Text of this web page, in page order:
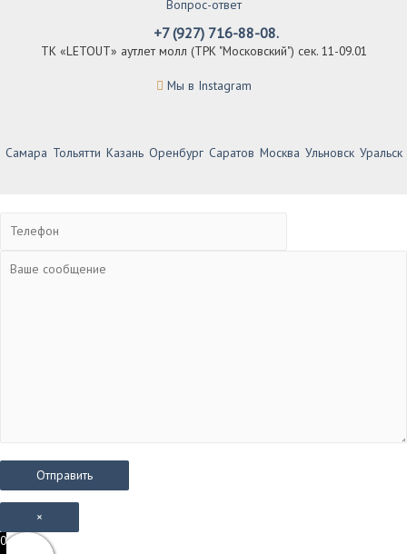
Вопрос-ответ
+7 (927) 716-88-08.
ТК «LETOUT» аутлет молл (ТРК "Московский") сек. 11-09.01
Мы в Instagram
Самара Тольятти Казань Оренбург Саратов Москва Ульновск Уральск
×
0